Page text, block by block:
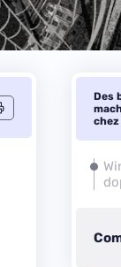
Des